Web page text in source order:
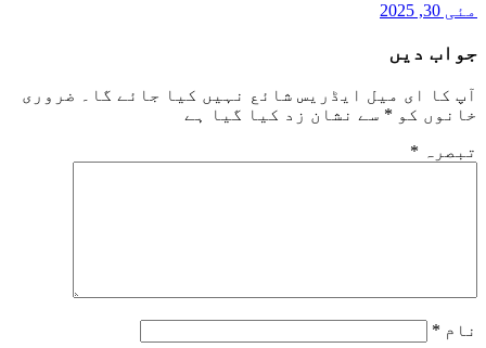
مئی 30, 2025
جواب دیں
آپ کا ای میل ایڈریس شائع نہیں کیا جائے گا۔
ضروری
خانوں کو * سے نشان زد کیا گیا ہے
تبصرہ *
نام *